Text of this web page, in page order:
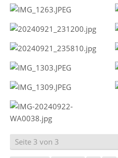
Seite 3 von 3